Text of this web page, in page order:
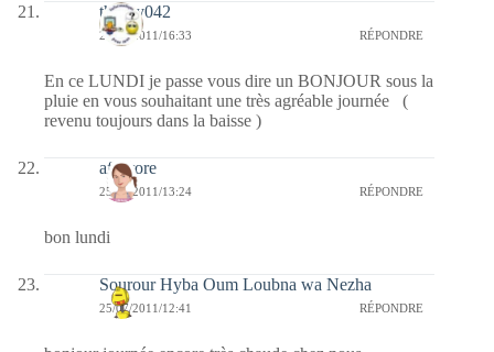
thierry042
25/07/2011/16:33 RÉPONDRE
En ce LUNDI je passe vous dire un BONJOUR sous la
pluie en vous souhaitant une très agréable journée (
revenu toujours dans la baisse )
afaurore
25/07/2011/13:24 RÉPONDRE
bon lundi
Sourour Hyba Oum Loubna wa Nezha
25/07/2011/12:41 RÉPONDRE